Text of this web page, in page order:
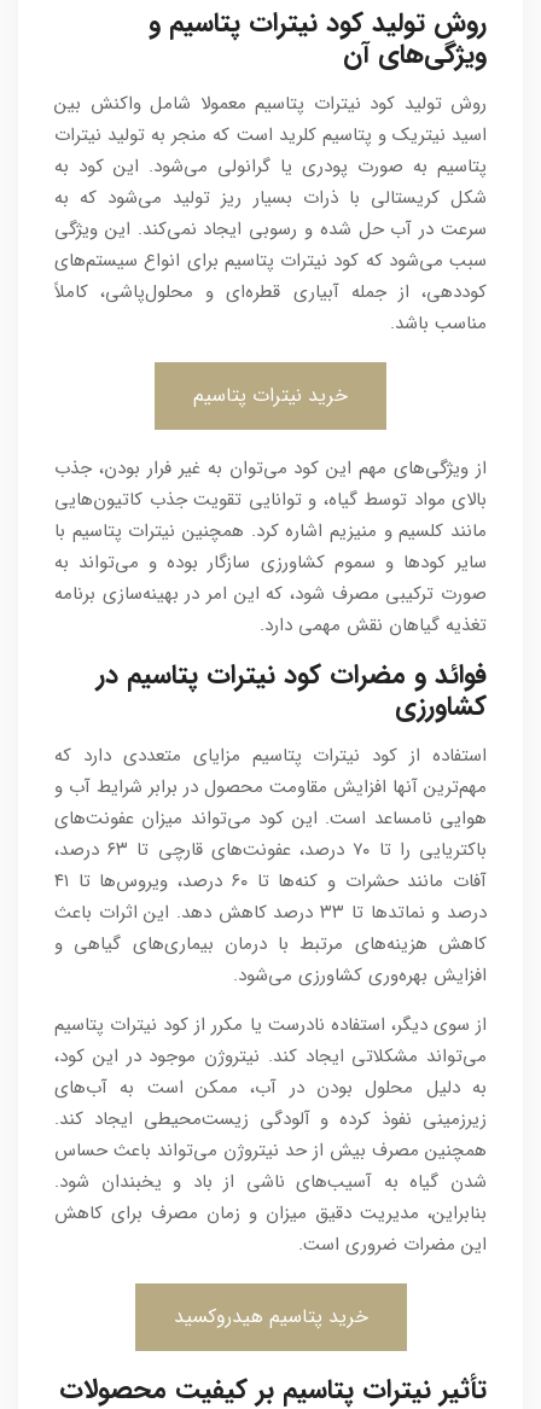
روش تولید کود نیترات پتاسیم و
ویژگی‌های آن
روش تولید کود نیترات پتاسیم معمولا شامل واکنش بین
اسید نیتریک و پتاسیم کلرید است که منجر به تولید نیترات
پتاسیم به صورت پودری یا گرانولی می‌شود. این کود به
شکل کریستالی با ذرات بسیار ریز تولید می‌شود که به
سرعت در آب حل شده و رسوبی ایجاد نمی‌کند. این ویژگی
سبب می‌شود که کود نیترات پتاسیم برای انواع سیستم‌های
کوددهی، از جمله آبیاری قطره‌ای و محلول‌پاشی، کاملاً
مناسب باشد.
خرید نیترات پتاسیم
از ویژگی‌های مهم این کود می‌توان به غیر فرار بودن، جذب
بالای مواد توسط گیاه، و توانایی تقویت جذب کاتیون‌هایی
مانند کلسیم و منیزیم اشاره کرد. همچنین نیترات پتاسیم با
سایر کودها و سموم کشاورزی سازگار بوده و می‌تواند به
صورت ترکیبی مصرف شود، که این امر در بهینه‌سازی برنامه
تغذیه گیاهان نقش مهمی دارد.
فوائد و مضرات کود نیترات پتاسیم در
کشاورزی
استفاده از کود نیترات پتاسیم مزایای متعددی دارد که
مهم‌ترین آنها افزایش مقاومت محصول در برابر شرایط آب و
هوایی نامساعد است. این کود می‌تواند میزان عفونت‌های
باکتریایی را تا ۷۰ درصد، عفونت‌های قارچی تا ۶۳ درصد،
آفات مانند حشرات و کنه‌ها تا ۶۰ درصد، ویروس‌ها تا ۴۱
درصد و نماتدها تا ۳۳ درصد کاهش دهد. این اثرات باعث
کاهش هزینه‌های مرتبط با درمان بیماری‌های گیاهی و
افزایش بهره‌وری کشاورزی می‌شود.
از سوی دیگر، استفاده نادرست یا مکرر از کود نیترات پتاسیم
می‌تواند مشکلاتی ایجاد کند. نیتروژن موجود در این کود،
به دلیل محلول بودن در آب، ممکن است به آب‌های
زیرزمینی نفوذ کرده و آلودگی زیست‌محیطی ایجاد کند.
همچنین مصرف بیش از حد نیتروژن می‌تواند باعث حساس
شدن گیاه به آسیب‌های ناشی از باد و یخبندان شود.
بنابراین، مدیریت دقیق میزان و زمان مصرف برای کاهش
این مضرات ضروری است.
خرید پتاسیم هیدروکسید
تأثیر نیترات پتاسیم بر کیفیت محصولات